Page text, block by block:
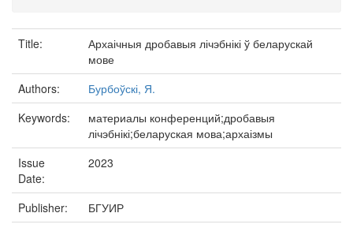
Title:
Архаічныя дробавыя лічэбнікі ў беларускай
мове
Authors:
Бурбоўскі, Я.
Keywords:
материалы конференций;дробавыя
лічэбнікі;беларуская мова;архаізмы
Issue
Date:
2023
Publisher:
БГУИР